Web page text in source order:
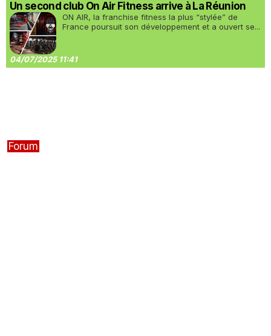
Un second club On Air Fitness arrive à La Réunion
ON AIR, la franchise fitness la plus “stylée” de
France poursuit son développement et a ouvert se...
04/07/2025 11:41
Forum